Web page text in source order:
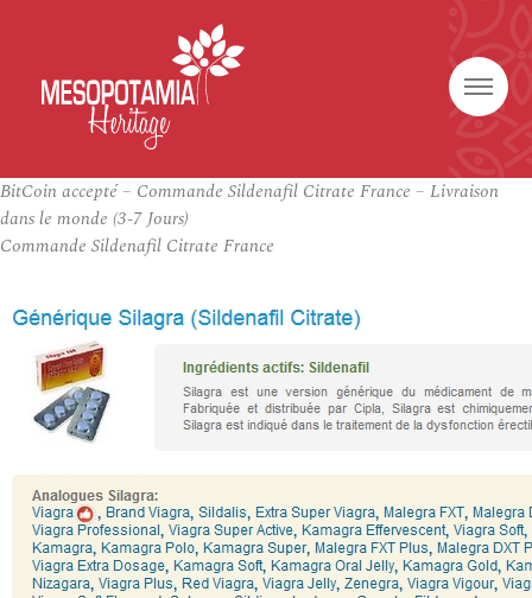
BitCoin accepté – Commande Sildenafil Citrate France – Livraison
dans le monde (3-7 Jours)
Commande Sildenafil Citrate France